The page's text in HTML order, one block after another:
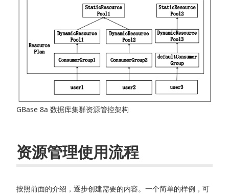
GBase 8a 数据库集群资源管控架构
资源管理使用流程
按照前面的介绍，逐步创建需要的内容。一个简单的样例，可